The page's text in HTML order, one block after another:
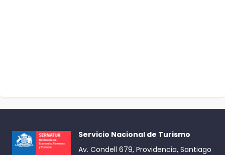
Servicio Nacional de Turismo
Av. Condell 679, Providencia, Santiago